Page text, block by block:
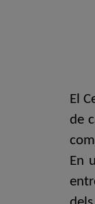
El
de
En